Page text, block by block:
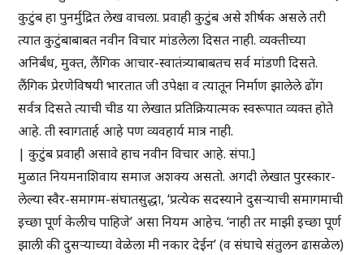
कुटुंब हा पुनर्मुद्रित लेख वाचला. प्रवाही कुटुंब असे शीर्षक असले तरी
त्यात कुटुंबाबाबत नवीन विचार मांडलेला दिसत नाही. व्यक्तीच्या
अनिर्बंध, मुक्त, लैंगिक आचार-स्वातंत्र्याबाबतच सर्व मांडणी दिसते.
लैंगिक प्रेरणेविषयी भारतात जी उपेक्षा व त्यातून निर्माण झालेले ढोंग
सर्वत्र दिसते त्याची चीड या लेखात प्रतिक्रियात्मक स्वरूपात व्यक्त होते
आहे. ती स्वागतार्ह आहे पण व्यवहार्य मात्र नाही.
| कुटुंब प्रवाही असावे हाच नवीन विचार आहे. संपा.]
मुळात नियमनाशिवाय समाज अशक्य असतो. अगदी लेखात पुरस्कार-
लेल्या स्वैर-समागम-संघातसुद्धा, ‘प्रत्येक सदस्याने दुसऱ्याची समागमाची
इच्छा पूर्ण केलीच पाहिजे’ असा नियम आहेच. ‘नाही तर माझी इच्छा पूर्ण
झाली की दुसऱ्याच्या वेळेला मी नकार देईन’ (व संघाचे संतुलन ढासळेल)